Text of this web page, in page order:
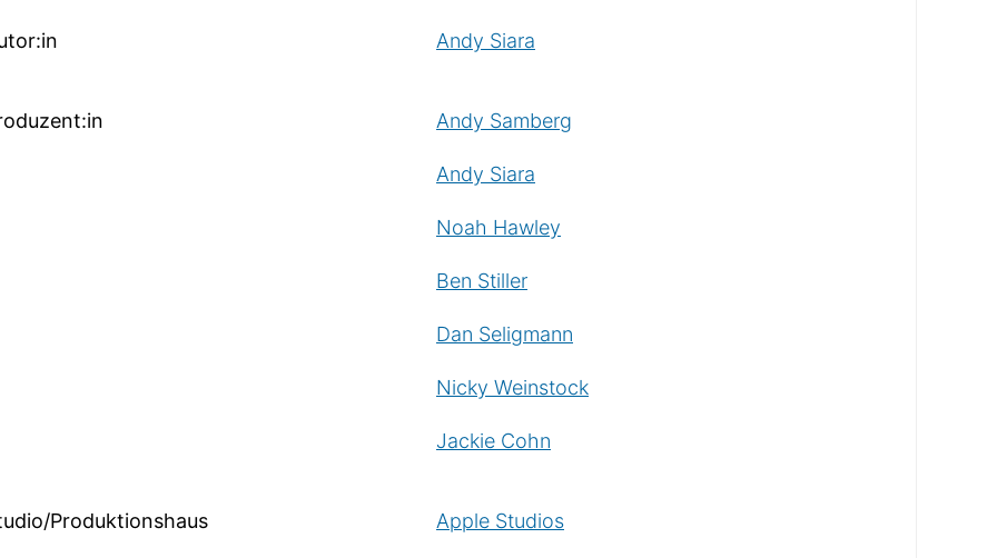
Andy Siara
Andy Samberg
Andy Siara
Noah Hawley
Ben Stiller
Dan Seligmann
Nicky Weinstock
Jackie Cohn
Produktionshaus Apple Studios